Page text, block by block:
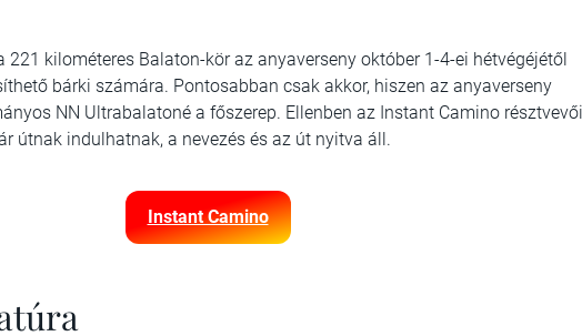
221 kilométeres Balaton-kör az anyaverseny október 1-4-ei hétvégéjétől
bárki számára. Pontosabban csak akkor, hiszen az anyaverseny
NN Ultrabalatoné a főszerep. Ellenben az Instant Camino résztvevői
útnak indulhatnak, a nevezés és az út nyitva áll.
Instant Camino